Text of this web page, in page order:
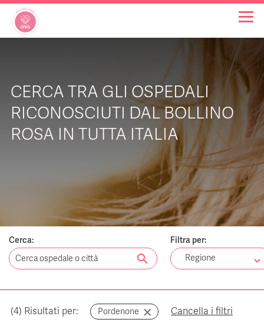
INIZIATIVE
NOTIZIE
CHI SIAMO
CERCA TRA GLI OSPEDALI
RICONOSCIUTI DAL BOLLINO
ROSA IN TUTTA ITALIA
Cerca:
search
Filtra per:
Regione
(4) Risultati per: Pordenone Cancella i filtri